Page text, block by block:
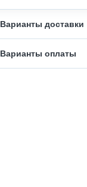
Варианты доставки
Варианты оплаты